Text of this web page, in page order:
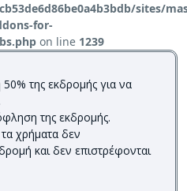
sites/
for-
on line 1239
της εκδρομής για να
της εκδρομής.
χρήματα δεν
και δεν επιστρέφονται